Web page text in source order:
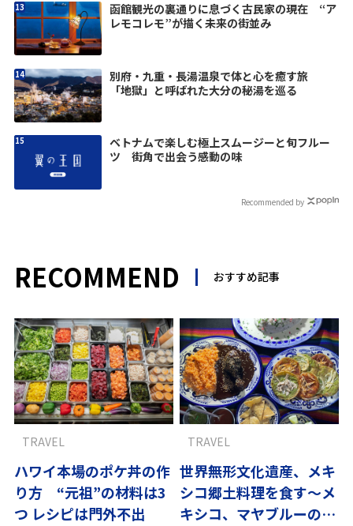
函館観光の裏通りに息づく古民家の現在 “ア
レモコレモ”が描く未来の街並み
別府・九重・長湯温泉で体と心を癒す旅
「地獄」と呼ばれた大分の秘湯を巡る
ベトナムで楽しむ極上スムージーと旬フルー
ツ 街角で出会う感動の味
Recommended by
RECOMMEND おすすめ記事
ハワイ本場のポケ丼の作
り方 “元祖”の材料は3
つ レシピは門外不出
TRAVEL
世界無形文化遺産、メキ
シコ郷土料理を食す〜メ
キシコ、マヤブルーの不
TRAVEL